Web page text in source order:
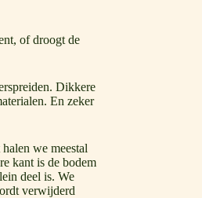
of droogt de
Dikkere
En zeker
we meestal
kant is de bodem
deel is. We
verwijderd